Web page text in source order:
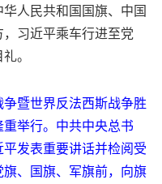
人民共和国国旗、中国
习近平乘车行进至党
。
暨世界反法西斯战争胜
举行。中共中央总书
发表重要讲话并检阅受
、国旗、军旗前，向旗